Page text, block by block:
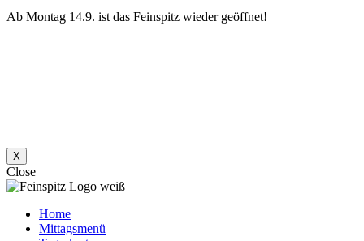
Ab Montag 14.9. ist das Feinspitz wieder geöffnet!
X
Close
Home
Mittagsmenü